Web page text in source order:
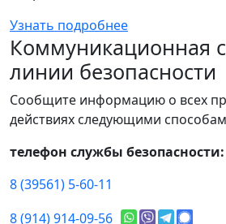
Узнать подробнее
Коммуникационная
линии безопасности
Сообщите информацию о всех
действиях следующими
телефон службы безопасности:
8 (39561) 5-60-11
8 (914) 914-09-56